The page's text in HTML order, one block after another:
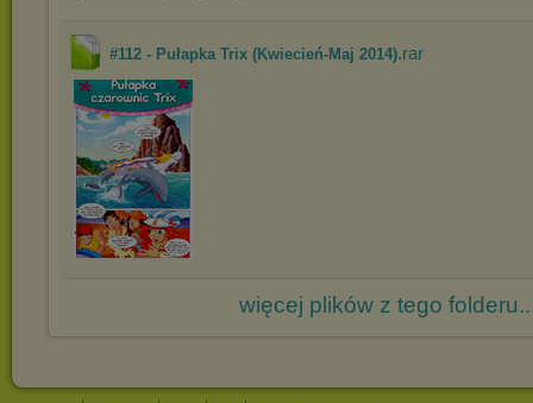
#112 - Pułapka Trix (Kwiecień-Maj 2014).rar
więcej plików z tego